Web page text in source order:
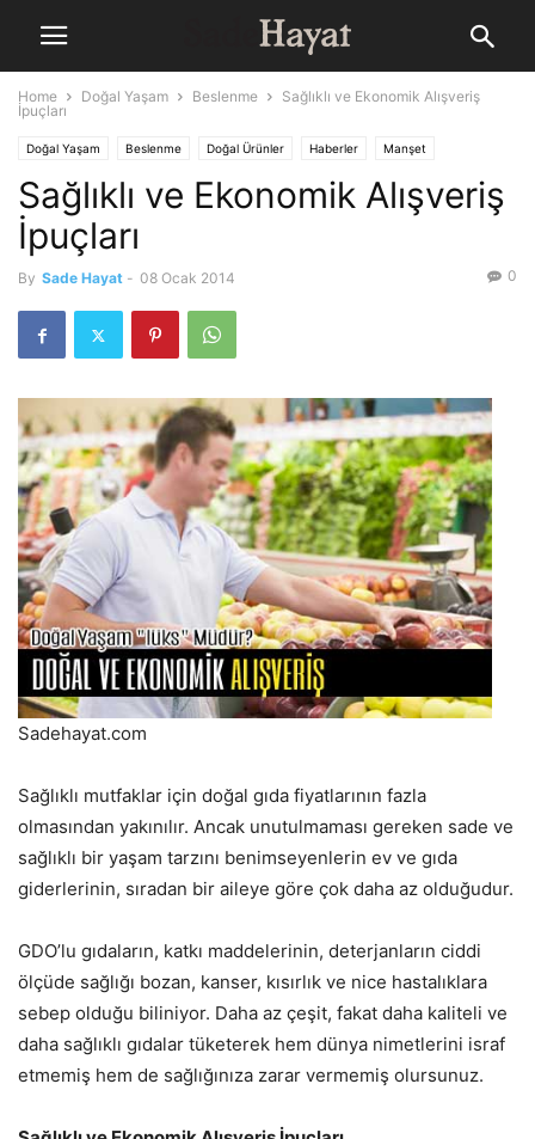
Home Doğal Yaşam Beslenme
Sağlıklı ve Ekonomik Alışveriş
İpuçları
Doğal Yaşam Beslenme Doğal Ürünler Haberler Manşet
Sade Mutfak Mutfak Bilgileri
Sağlıklı ve Ekonomik Alışveriş
İpuçları
By Sade Hayat - 08 Ocak 2014 0
Sadehayat.com
Sağlıklı mutfaklar için doğal gıda fiyatlarının fazla
olmasından yakınılır. Ancak unutulmaması gereken sade ve
sağlıklı bir yaşam tarzını benimseyenlerin ev ve gıda
giderlerinin, sıradan bir aileye göre çok daha az olduğudur.
GDO’lu gıdaların, katkı maddelerinin, deterjanların ciddi
ölçüde sağlığı bozan, kanser, kısırlık ve nice hastalıklara
sebep olduğu biliniyor. Daha az çeşit, fakat daha kaliteli ve
daha sağlıklı gıdalar tüketerek hem dünya nimetlerini israf
etmemiş hem de sağlığınıza zarar vermemiş olursunuz.